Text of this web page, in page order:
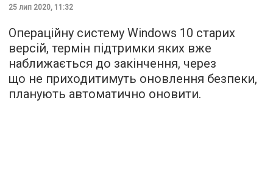
25 лип 2020, 11:32
Операційну систему Windows 10 старих
версій, термін підтримки яких вже
наближається до закінчення, через
що не приходитимуть оновлення безпеки,
планують автоматично оновити.